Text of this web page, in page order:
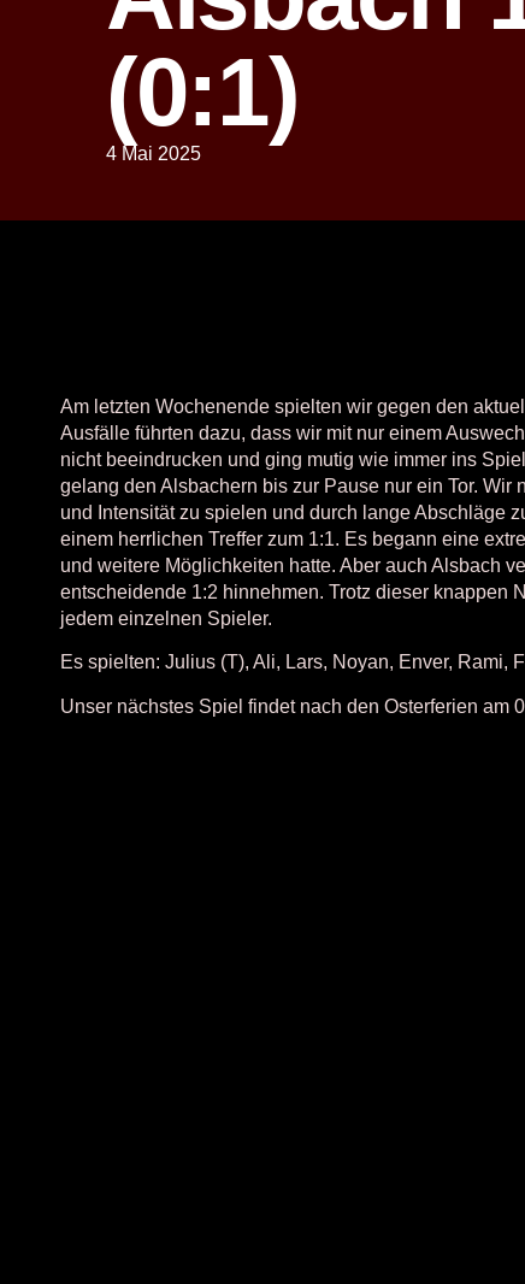
(0:1)
4 Mai 2025
Am letzten Wochenende spielten wir gegen den
Ausfälle führten dazu, dass wir mit nur einem
nicht beeindrucken und ging mutig wie immer ins
gelang den Alsbachern bis zur Pause nur ein Tor.
und Intensität zu spielen und durch lange Abschläge
einem herrlichen Treffer zum 1:1. Es begann eine
und weitere Möglichkeiten hatte. Aber auch Alsbach
entscheidende 1:2 hinnehmen. Trotz dieser knappen
jedem einzelnen Spieler.
Es spielten: Julius (T), Ali, Lars, Noyan, Enver, Rami,
Unser nächstes Spiel findet nach den Osterferien